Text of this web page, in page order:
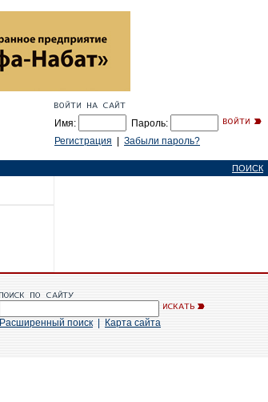
Имя:
Пароль:
Регистрация
Забыли пароль?
ПОИСК
Расширенный поиск Карта сайта